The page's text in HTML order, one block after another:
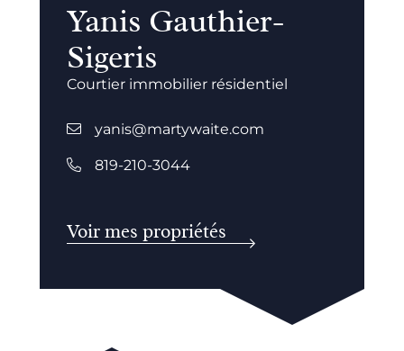
Yanis Gauthier-
Sigeris
Courtier immobilier résidentiel
yanis@martywaite.com
819-210-3044
Voir mes propriétés